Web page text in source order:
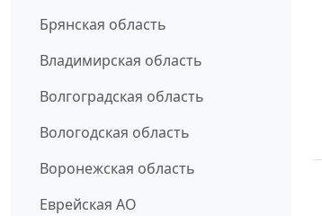
Брянская область
Владимирская область
Волгоградская область
Вологодская область
Воронежская область
Еврейская АО